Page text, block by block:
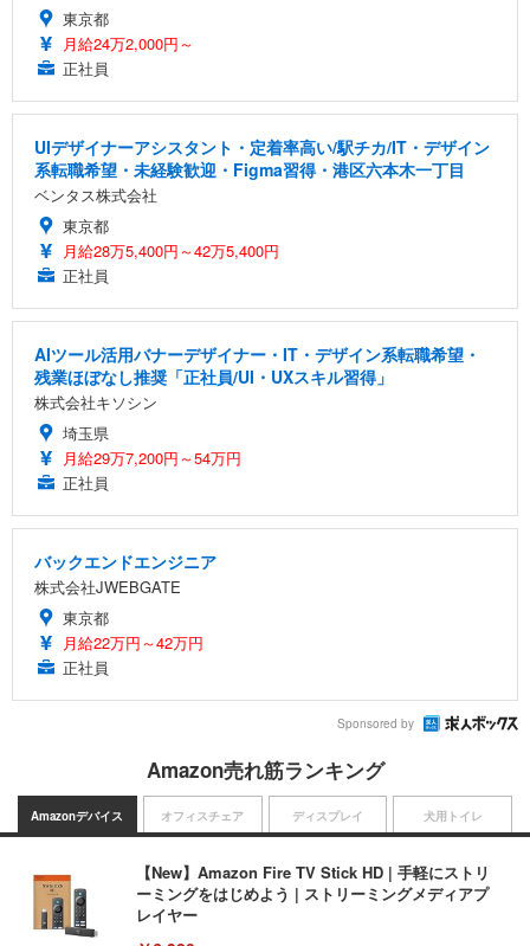
東京都
月給24万2,000円～
正社員
UIデザイナーアシスタント・定着率高い/駅チカ/IT・デザイン
系転職希望・未経験歓迎・Figma習得・港区六本木一丁目
ベンタス株式会社
東京都
月給28万5,400円～42万5,400円
正社員
AIツール活用バナーデザイナー・IT・デザイン系転職希望・
残業ほぼなし推奨「正社員/UI・UXスキル習得」
株式会社キソシン
埼玉県
月給29万7,200円～54万円
正社員
バックエンドエンジニア
株式会社JWEBGATE
東京都
月給22万円～42万円
正社員
Sponsored by
Amazon売れ筋ランキング
Amazonデバイス
【New】Amazon Fire TV Stick HD | 手軽にストリ
ーミングをはじめよう | ストリーミングメディアプ
レイヤー
オフィスチェア ディスプレイ 犬用トイレ